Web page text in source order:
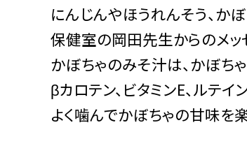
にんじんやほうれんそう、か
保健室の岡田先生からのメッ
かぼちゃのみそ汁は、かぼち
βカロテン、ビタミンE、ルテ
よく噛んでかぼちゃの甘味を楽